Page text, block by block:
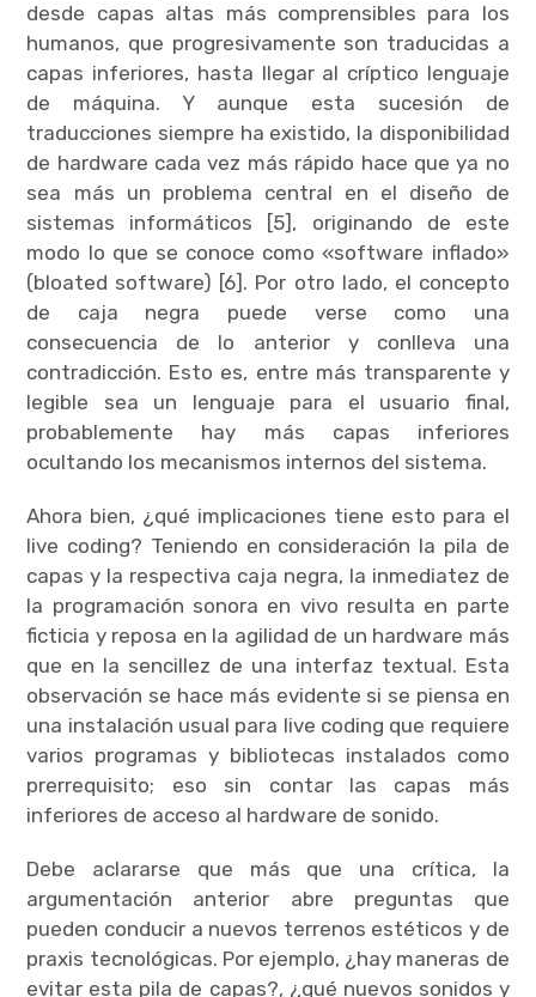
desde capas altas más comprensibles para los
humanos, que progresivamente son traducidas a
capas inferiores, hasta llegar al críptico lenguaje
de máquina. Y aunque esta sucesión de
traducciones siempre ha existido, la disponibilidad
de hardware cada vez más rápido hace que ya no
sea más un problema central en el diseño de
sistemas informáticos [5], originando de este
modo lo que se conoce como «software inflado»
(bloated software) [6]. Por otro lado, el concepto
de caja negra puede verse como una
consecuencia de lo anterior y conlleva una
contradicción. Esto es, entre más transparente y
legible sea un lenguaje para el usuario final,
probablemente hay más capas inferiores
ocultando los mecanismos internos del sistema.
Ahora bien, ¿qué implicaciones tiene esto para el
live coding? Teniendo en consideración la pila de
capas y la respectiva caja negra, la inmediatez de
la programación sonora en vivo resulta en parte
ficticia y reposa en la agilidad de un hardware más
que en la sencillez de una interfaz textual. Esta
observación se hace más evidente si se piensa en
una instalación usual para live coding que requiere
varios programas y bibliotecas instalados como
prerrequisito; eso sin contar las capas más
inferiores de acceso al hardware de sonido.
Debe aclararse que más que una crítica, la
argumentación anterior abre preguntas que
pueden conducir a nuevos terrenos estéticos y de
praxis tecnológicas. Por ejemplo, ¿hay maneras de
evitar esta pila de capas?, ¿qué nuevos sonidos y